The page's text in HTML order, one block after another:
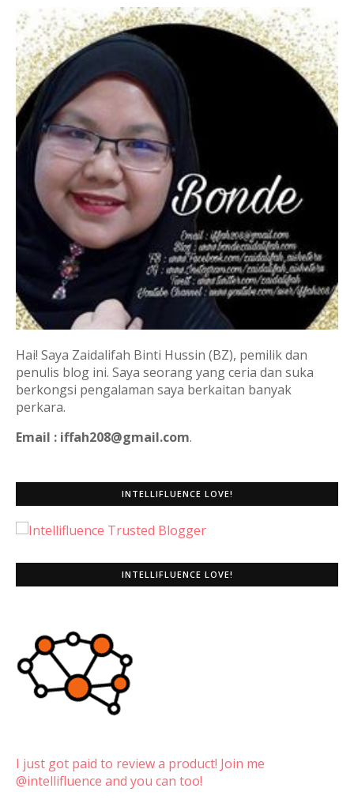
Hai! Saya Zaidalifah Binti Hussin (BZ), pemilik dan
penulis blog ini. Saya seorang yang ceria dan suka
berkongsi pengalaman saya berkaitan banyak
perkara.
Email : iffah208@gmail.com.
INTELLIFLUENCE LOVE!
INTELLIFLUENCE LOVE!
I just got paid to review a product! Join me
@intellifluence and you can too!